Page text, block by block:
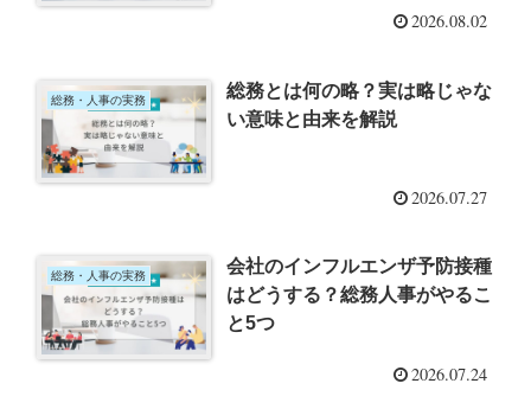
2026.08.02
総務・人事の実務
総務とは何の略？実は略じゃな
い意味と由来を解説
2026.07.27
総務・人事の実務
会社のインフルエンザ予防接種
はどうする？総務人事がやるこ
と5つ
2026.07.24